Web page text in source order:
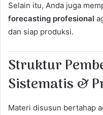
Selain itu, Anda juga
forecasting profesional
dan siap produksi.
Struktur
Sistematis &
Materi disusun bertahap